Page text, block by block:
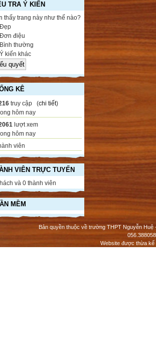
TRA Ý KIẾN
thấy trang này như thế nào?
Đẹp
Đơn điệu
Bình thường
Ý kiến khác
KÊ
truy cập (chi tiết)
hôm nay
lượt xem
hôm nay
viên
VIÊN TRỰC TUYẾN
và 0 thành viên
MỀM
Bản quyền thuộc về trường THPT Nguyễn
Website được thừa